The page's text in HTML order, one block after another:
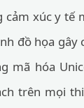
cảm xúc y tế
đồ họa
mã hóa
trên mọi